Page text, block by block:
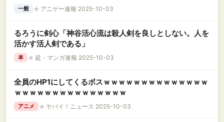
一般 ★ アニゲー速報 2025-10-03
るろうに剣心「神谷活心流は殺人剣を良しとしない。人を
活かす活人剣である」
本 ★ 超・マンガ速報 2025-10-03
全員のHP1にしてくるボスｗｗｗｗｗｗｗｗｗｗｗｗｗｗ
ｗｗｗｗｗｗｗｗｗｗｗｗｗｗｗ
アニメ ★ ヤバイ！ニュース 2025-10-03